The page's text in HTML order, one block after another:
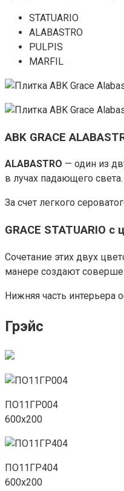
STATUARIO
ALABASTRO
PULPIS
MARFIL
ABK GRACE
ALABASTRO — один из
в лучах падающего света.
За счет легкого
GRACE STATUARIO c
Сочетание этих двух
манере создают
Нижняя часть
Грэйс
ПО11ГР004
600х200
ПО11ГР404
600х200